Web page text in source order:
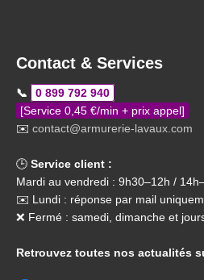
Contact & Services
📞
0 899 792 940
[Service 0,45 €/min + prix appel]
✉️ contact@armurerie-lavaux.com
🕒 Service client :
Mardi au vendredi : 9h30–12h /
✉️ Lundi : réponse par mail
❌ Fermé : samedi, dimanche et
Retrouvez toutes nos actualités